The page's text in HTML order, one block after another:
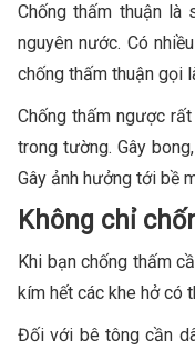
Chống thấm thuận là
nguyên nước. Có
chống thấm thuận gọi
Chống thấm ngược
trong tường. Gây
Gây ảnh hưởng tới bề
Không chỉ
Khi bạn chống thấm
kím hết các khe hở có
Đối với bê tông cần